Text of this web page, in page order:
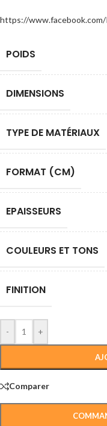
https://
POIDS
DIMENSIONS
TYPE DE MATÉRIAUX
FORMAT (CM)
EPAISSEURS
COULEURS ET TONS
FINITION
- +
Comparer